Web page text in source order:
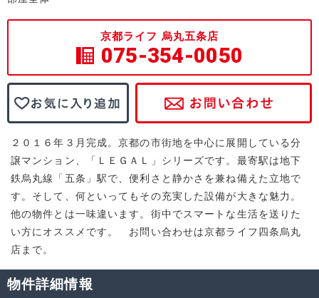
京都ライフ 烏丸五条店
075-354-0050
２０１６年３月完成。京都の市街地を中心に展開している分
譲マンション、「ＬＥＧＡＬ」シリーズです。最寄駅は地下
鉄烏丸線「五条」駅で、便利さと静かさを兼ね備えた立地で
す。そして、何といってもその充実した設備が大きな魅力。
他の物件とは一味違います。街中でスマートな生活を送りた
い方にオススメです。 お問い合わせは京都ライフ四条烏丸
店まで。
物件詳細情報